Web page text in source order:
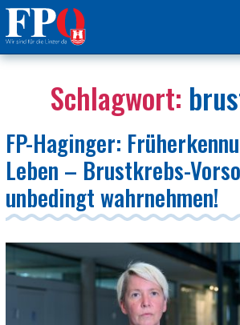
Schlagwort:
FP-Haginger:
Leben – Brustkrebs-
unbedingt wahrnehmen!